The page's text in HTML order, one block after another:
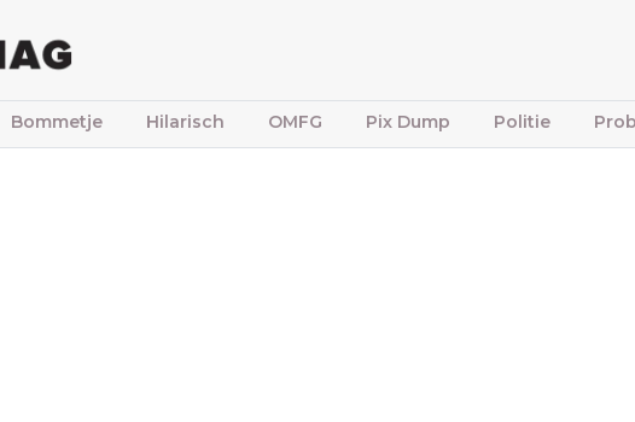
Bommetje Hilarisch OMFG Pix Dump Politie